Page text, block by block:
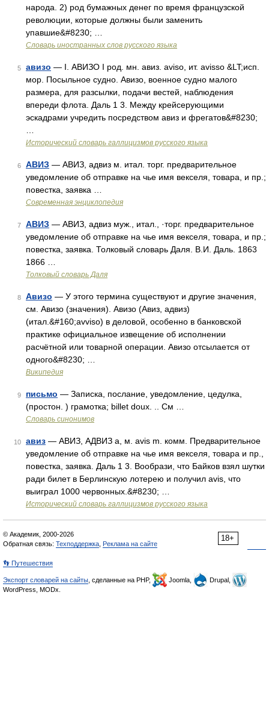
народа. 2) род бумажных денег по время французской
революции, которые должны были заменить
упавшие&#8230; …
Словарь иностранных слов русского языка
5 авизо — I. АВИЗО I род. мн. авиз. aviso, ит. avisso &LT;исп.
мор. Посыльное судно. Авизо, военное судно малого
размера, для разсылки, подачи вестей, наблюдения
впереди флота. Даль 1 3. Между крейсерующими
эскадрами учредить посредством авиз и фрегатов&#8230;
Исторический словарь галлицизмов русского языка
6 АВИЗ — АВИЗ, адвиз м. итал. торг. предварительное
уведомление об отправке на чье имя векселя, товара, и пр.;
повестка, заявка …
Современная энциклопедия
7 АВИЗ — АВИЗ, адвиз муж., итал., ·торг. предварительное
уведомление об отправке на чье имя векселя, товара, и пр.;
повестка, заявка. Толковый словарь Даля. В.И. Даль. 1863
1866 …
Толковый словарь Даля
8 Авизо — У этого термина существуют и другие значения,
см. Авизо (значения). Авизо (Авиз, адвиз)
(итал.&#160;avviso) в деловой, особенно в банковской
практике официальное извещение об исполнении
расчётной или товарной операции. Авизо отсылается от
одного&#8230; …
Википедия
9 письмо — Записка, послание, уведомление, цедулка,
(простон. ) грамотка; billet doux. .. См …
Словарь синонимов
10 авиз — АВИЗ, АДВИЗ а, м. avis m. комм. Предварительное
уведомление об отправке на чье имя векселя, товара и пр.,
повестка, заявка. Даль 1 3. Вообрази, что Байков взял шутки
ради билет в Берлинскую лотерею и получил avis, что
выиграл 1000 червонных.&#8230; …
Исторический словарь галлицизмов русского языка
18+
© Академик, 2000-2026
Обратная связь: Техподдержка Реклама на сайте
👣 Путешествия
Экспорт словарей на сайты , сделанные на PHP, Joomla,
Drupal,
WordPress, MODx.